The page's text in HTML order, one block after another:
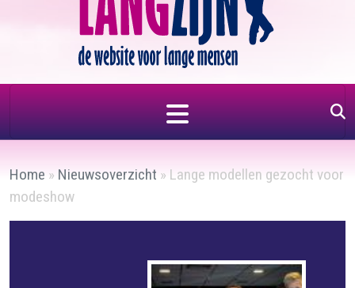
Home » Nieuwsoverzicht » Lange modellen gezocht voor
modeshow